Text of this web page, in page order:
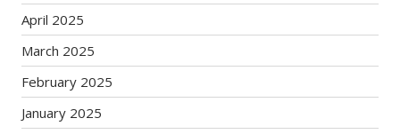
April 2025
March 2025
February 2025
January 2025